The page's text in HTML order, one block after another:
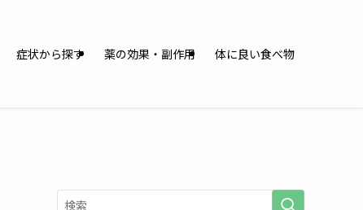
症状から探す 薬の効果・副作用 体に良い食べ物